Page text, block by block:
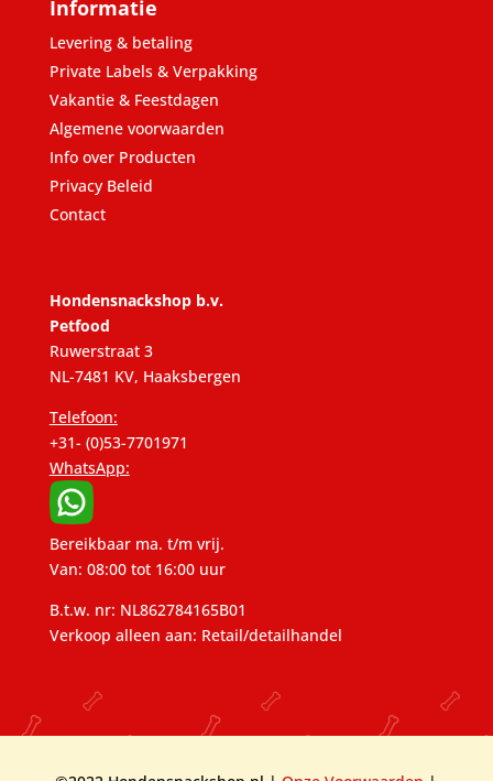
Informatie
Levering & betaling
Private Labels & Verpakking
Vakantie & Feestdagen
Algemene voorwaarden
Info over Producten
Privacy Beleid
Contact
Hondensnackshop b.v.
Petfood
Ruwerstraat 3
NL-7481 KV, Haaksbergen
Telefoon:
+31- (0)53-7701971
WhatsApp:
Bereikbaar ma. t/m vrij.
Van: 08:00 tot 16:00 uur
B.t.w. nr: NL862784165B01
Verkoop alleen aan: Retail/detailhandel